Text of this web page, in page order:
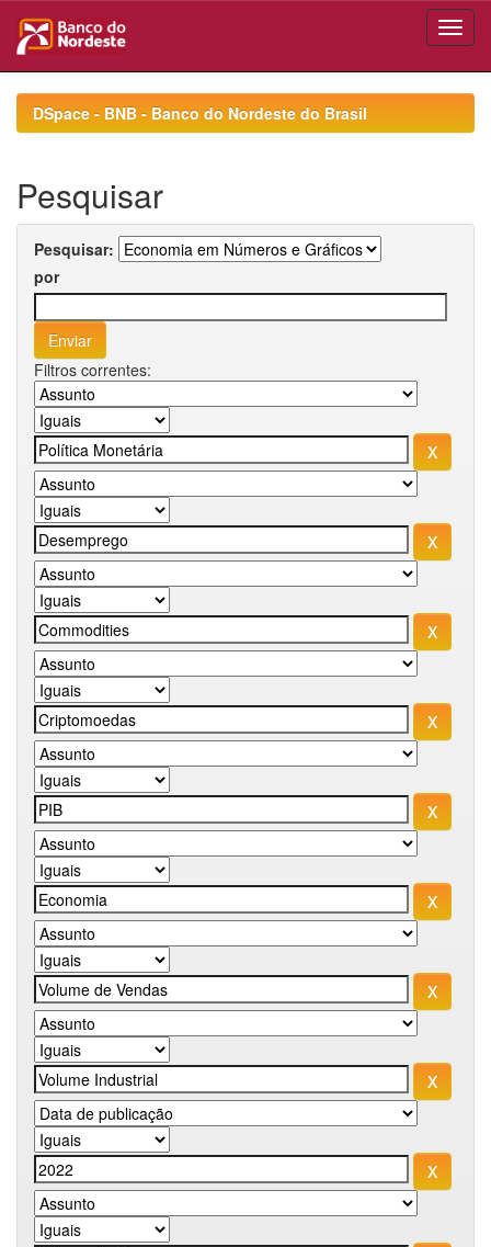
navigationDSpace - BNB - Banco do Nordeste do Brasil
Pesquisar
Pesquisar:
por
Filtros correntes: